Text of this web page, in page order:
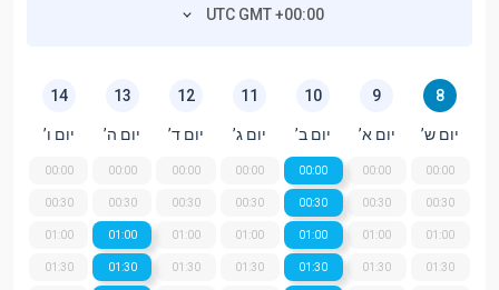
UTC GMT +00:00
8
יום ש’
00:00
00:30
01:00
01:30
9
יום א’
00:00
00:30
01:00
01:30
10
יום ב’
00:00
00:30
01:00
01:30
11
יום ג’
00:00
00:30
01:00
01:30
12
יום ד’
00:00
00:30
01:00
01:30
13
יום ה’
00:00
00:30
01:00
01:30
14
יום ו’
00:00
00:30
01:00
01:30